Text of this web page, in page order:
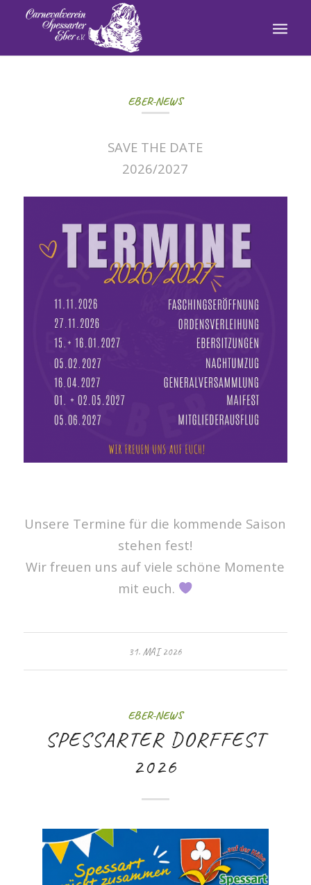
EBER-NEWS
SAVE THE DATE
2026/2027
Unsere Termine für die kommende Saison
stehen fest!
Wir freuen uns auf viele schöne Momente
mit euch.
31. MAI 2026
EBER-NEWS
SPESSARTER DORFFEST
2026